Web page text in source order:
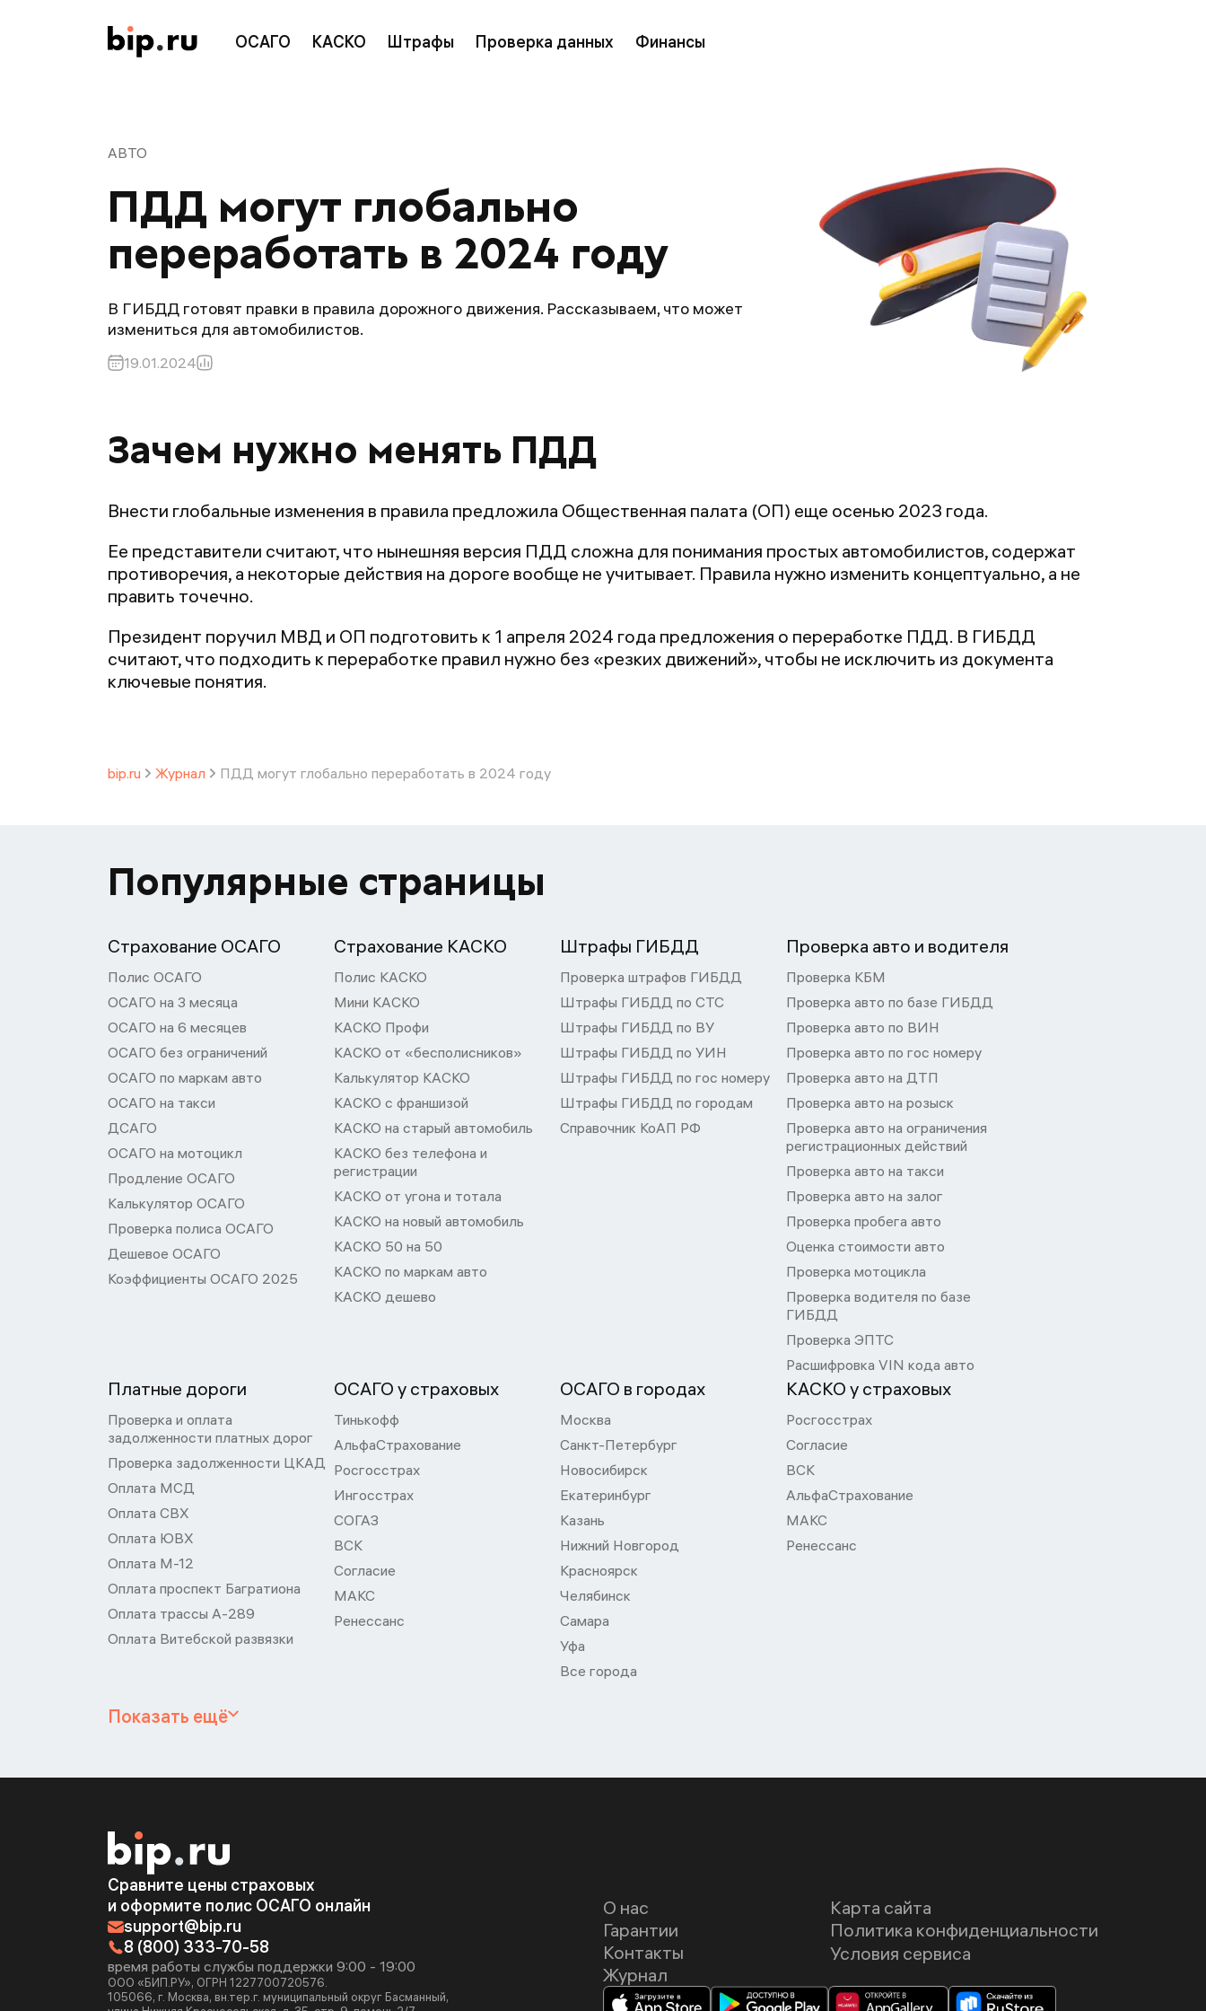
ОСАГО КАСКО Штрафы Проверка данных Финансы
АВТО
ПДД могут глобально
переработать в 2024 году
В ГИБДД готовят правки в правила дорожного движения. Рассказываем, что может
измениться для автомобилистов.
19.01.2024
Зачем нужно менять ПДД
Внести глобальные изменения в правила предложила Общественная палата (ОП) еще осенью 2023 года.
Ее представители считают, что нынешняя версия ПДД сложна для понимания простых автомобилистов, содержат
противоречия, а некоторые действия на дороге вообще не учитывает. Правила нужно изменить концептуально, а не
править точечно.
Президент поручил МВД и ОП подготовить к 1 апреля 2024 года предложения о переработке ПДД. В ГИБДД
считают, что подходить к переработке правил нужно без «резких движений», чтобы не исключить из документа
ключевые понятия.
bip.ru Журнал ПДД могут глобально переработать в 2024 году
Популярные страницы
Страхование ОСАГО
Полис ОСАГО
ОСАГО на 3 месяца
ОСАГО на 6 месяцев
ОСАГО без ограничений
ОСАГО по маркам авто
ОСАГО на такси
ДСАГО
ОСАГО на мотоцикл
Продление ОСАГО
Калькулятор ОСАГО
Проверка полиса ОСАГО
Дешевое ОСАГО
Коэффициенты ОСАГО 2025
Страхование КАСКО
Полис КАСКО
Мини КАСКО
КАСКО Профи
КАСКО от «бесполисников»
Калькулятор КАСКО
КАСКО с франшизой
КАСКО на старый автомобиль
КАСКО без телефона и
регистрации
КАСКО от угона и тотала
КАСКО на новый автомобиль
КАСКО 50 на 50
КАСКО по маркам авто
КАСКО дешево
Штрафы ГИБДД
Проверка штрафов ГИБДД
Штрафы ГИБДД по СТС
Штрафы ГИБДД по ВУ
Штрафы ГИБДД по УИН
Штрафы ГИБДД по гос номеру
Штрафы ГИБДД по городам
Справочник КоАП РФ
Проверка авто и водителя
Проверка КБМ
Проверка авто по базе ГИБДД
Проверка авто по ВИН
Проверка авто по гос номеру
Проверка авто на ДТП
Проверка авто на розыск
Проверка авто на ограничения
регистрационных действий
Проверка авто на такси
Проверка авто на залог
Проверка пробега авто
Оценка стоимости авто
Проверка мотоцикла
Проверка водителя по базе
ГИБДД
Проверка ЭПТС
Расшифровка VIN кода авто
Платные дороги
Проверка и оплата
задолженности платных дорог
Проверка задолженности ЦКАД
Оплата МСД
Оплата СВХ
Оплата ЮВХ
Оплата М-12
Оплата проспект Багратиона
Оплата трассы А-289
Оплата Витебской развязки
ОСАГО у страховых
Тинькофф
АльфаСтрахование
Росгосстрах
Ингосстрах
СОГАЗ
ВСК
Согласие
МАКС
Ренессанс
ОСАГО в городах
Москва
Санкт-Петербург
Новосибирск
Екатеринбург
Казань
Нижний Новгород
Красноярск
Челябинск
Самара
Уфа
Все города
КАСКО у страховых
Росгосстрах
Согласие
ВСК
АльфаСтрахование
МАКС
Ренессанс
Показать ещё
Сравните цены страховых
и оформите полис ОСАГО онлайн
support@bip.ru
8 (800) 333-70-58
время работы службы поддержки 9:00 - 19:00
ООО «БИП.РУ», ОГРН 1227700720576.
105066, г. Москва, вн.тер.г. муниципальный округ Басманный,
О нас
Гарантии
Контакты
Журнал
Карта сайта
Политика конфиденциальности
Условия сервиса